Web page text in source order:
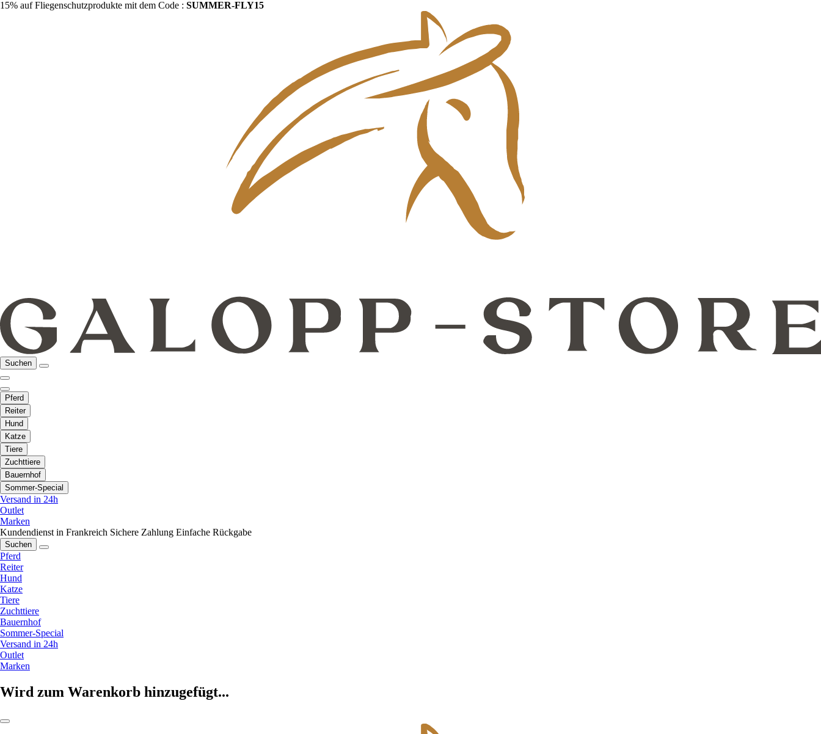
15% auf Fliegenschutzprodukte mit dem Code : SUMMER-FLY15
Suchen
Pferd
Reiter
Hund
Katze
Tiere
Zuchttiere
Bauernhof
Sommer-Special
Versand in 24h
Outlet
Marken
Kundendienst in Frankreich Sichere Zahlung Einfache Rückgabe
Suchen
Pferd
Reiter
Hund
Katze
Tiere
Zuchttiere
Bauernhof
Sommer-Special
Versand in 24h
Outlet
Marken
Wird zum Warenkorb hinzugefügt...